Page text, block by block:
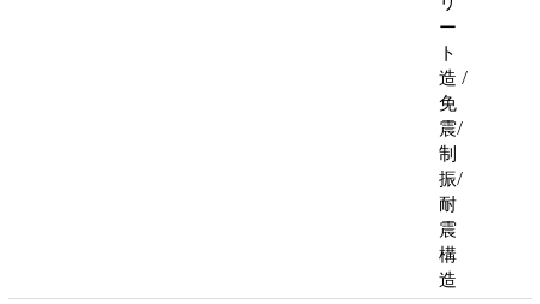
ー
ト
造 /
免
震/
制
振/
耐
震
構
造